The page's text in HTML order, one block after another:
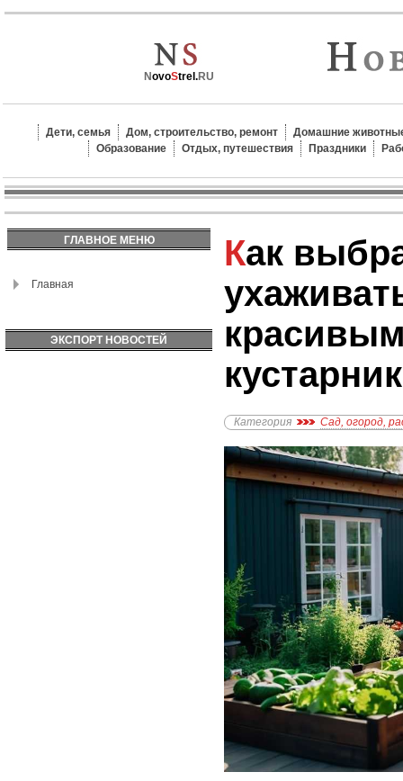
NovoStrel.RU
Дети, семья Дом, строительство, ремонт
Домашние
Образование
Отдых, путешествия Праздники
ГЛАВНОЕ МЕНЮ
Главная
ЭКСПОРТ НОВОСТЕЙ
Как выбрать и
Категория Сад, огород,